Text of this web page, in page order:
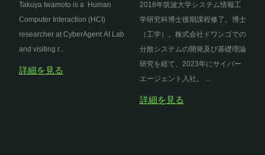
Takuya Iwamoto is a Human
Computer Interaction (HCI)
researcher at CyberAgent AI Lab
and visiting r...
詳細を見る
2018年筑波大学システム情報工
学研究科博士後期課程修了。博士
（工学）。株式会社ドワンゴでの
分散システムの開発及び基礎理論
研究を経て、2023年にサイバー
エージェント入社。 ...
詳細を見る